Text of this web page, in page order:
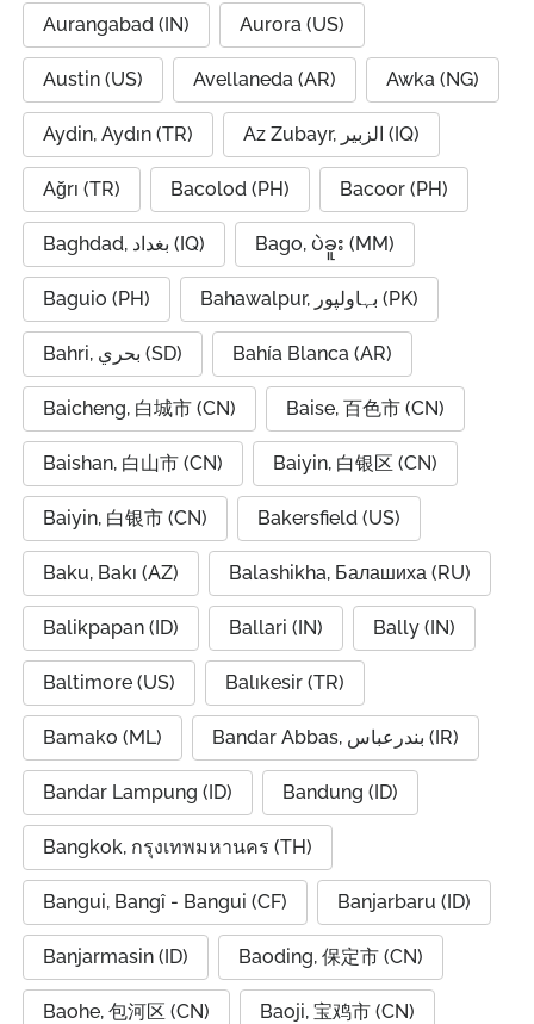
Aurangabad (IN) Aurora (US)
Austin (US) Avellaneda (AR) Awka (NG)
Aydin, Aydın (TR) Az Zubayr, الزبير (IQ)
Ağrı (TR) Bacolod (PH) Bacoor (PH)
Baghdad, بغداد (IQ) Bago, ပဲခူး (MM)
Baguio (PH) Bahawalpur, بہاولپور (PK)
Bahri, بحري (SD) Bahía Blanca (AR)
Baicheng, 白城市 (CN) Baise, 百色市 (CN)
Baishan, 白山市 (CN) Baiyin, 白银区 (CN)
Baiyin, 白银市 (CN) Bakersfield (US)
Baku, Bakı (AZ) Balashikha, Балашиха (RU)
Balikpapan (ID) Ballari (IN) Bally (IN)
Baltimore (US) Balıkesir (TR)
Bamako (ML) Bandar Abbas, بندرعباس (IR)
Bandar Lampung (ID) Bandung (ID)
Bangkok, กรุงเทพมหานคร (TH)
Bangui, Bangî - Bangui (CF) Banjarbaru (ID)
Banjarmasin (ID) Baoding, 保定市 (CN)
Baohe, 包河区 (CN) Baoji, 宝鸡市 (CN)